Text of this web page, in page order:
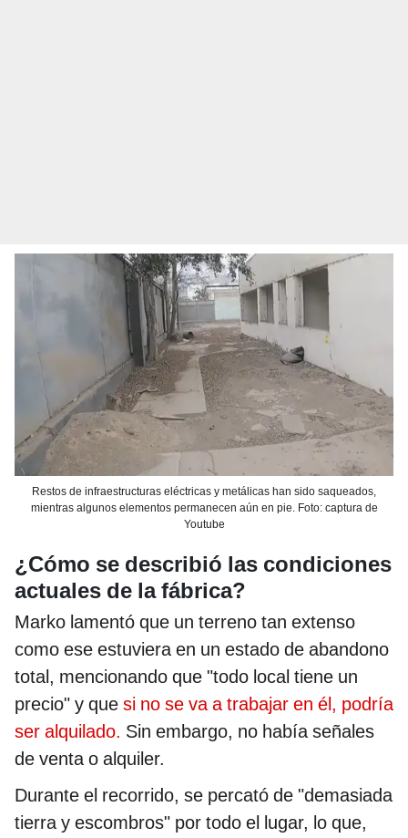
Restos de infraestructuras eléctricas y metálicas han sido saqueados,
mientras algunos elementos permanecen aún en pie. Foto: captura de
Youtube
¿Cómo se describió las condiciones
actuales de la fábrica?
Marko lamentó que un terreno tan extenso
como ese estuviera en un estado de abandono
total, mencionando que "todo local tiene un
precio" y que si no se va a trabajar en él, podría
ser alquilado. Sin embargo, no había señales
de venta o alquiler.
Durante el recorrido, se percató de "demasiada
tierra y escombros" por todo el lugar, lo que,